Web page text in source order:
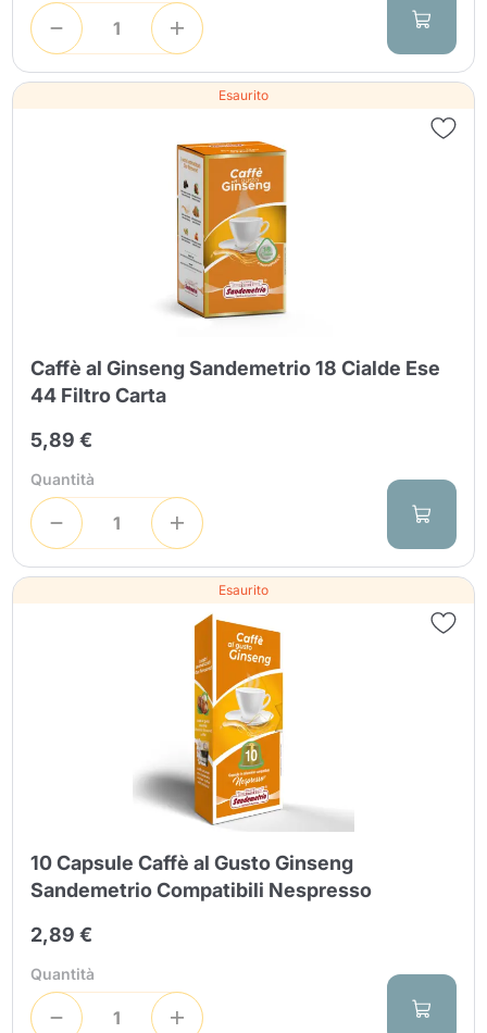
Esaurito
Caffè al Ginseng Sandemetrio 18 Cialde Ese
44 Filtro Carta
5,89 €
Quantità
Esaurito
10 Capsule Caffè al Gusto Ginseng
Sandemetrio Compatibili Nespresso
2,89 €
Quantità